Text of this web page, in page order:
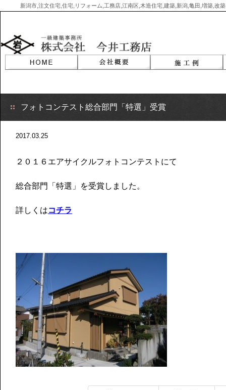
新潟市,注文住宅,住宅,リフォーム,工務店,江南区,木造住宅,建築,新潟,亀田,増築,改
content
フォトコンテスト総合部門「特選」受賞
2017.03.25
２０１６エアサイクルフォトコンテストにて
総合部門「特選」を受賞しました。
詳しくはコチラ